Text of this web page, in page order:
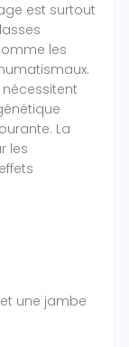
est surtout
les
La
les
une jambe